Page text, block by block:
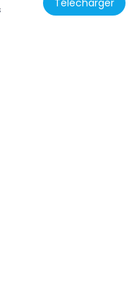
Télécharger